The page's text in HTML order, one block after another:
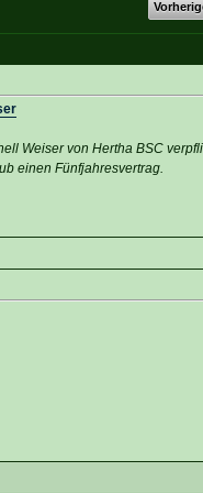
Weiser von Hertha BSC
einen Fünfjahresvertrag.